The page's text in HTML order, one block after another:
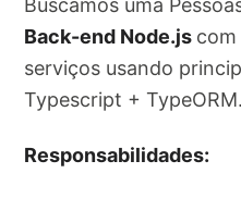
Back-end Node.js
serviços usando
Typescript + TypeORM.
Responsabilidades: